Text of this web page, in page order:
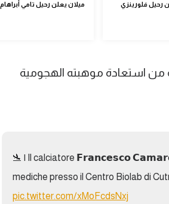
رحيل فلورينزي ميلان يعلن رحيل تامي أبراهام
من استعادة موهبته الهجومية
🛬 | Il calciatore 𝗙𝗿𝗮𝗻𝗰𝗲𝘀𝗰𝗼
mediche presso il Centro Biolab di
pic.twitter.com/xMoFcdsNxj